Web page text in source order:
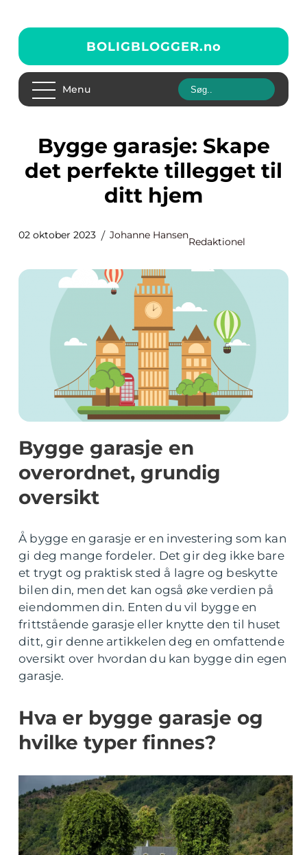
BOLIGBLOGGER.no
Menu
Bygge garasje: Skape
det perfekte tillegget til
ditt hjem
02 oktober 2023 Johanne Hansen
Redaktionel
Bygge garasje en
overordnet, grundig
oversikt
Å bygge en garasje er en investering som kan
gi deg mange fordeler. Det gir deg ikke bare
et trygt og praktisk sted å lagre og beskytte
bilen din, men det kan også øke verdien på
eiendommen din. Enten du vil bygge en
frittstående garasje eller knytte den til huset
ditt, gir denne artikkelen deg en omfattende
oversikt over hvordan du kan bygge din egen
garasje.
Hva er bygge garasje og
hvilke typer finnes?